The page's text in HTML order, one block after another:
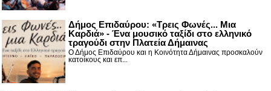
Δήμος Επιδαύρου: «Τρεις Φωνές... Μια
Καρδιά» - Ένα μουσικό ταξίδι στο ελληνικό
τραγούδι στην Πλατεία Δήμαινας
Ο Δήμος Επιδαύρου και η Κοινότητα Δήμαινας προσκαλούν
κατοίκους και επ...